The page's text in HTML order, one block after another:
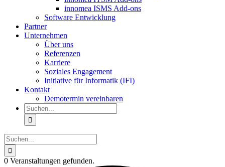
innomea ISMS Add-ons
Software Entwicklung
Partner
Unternehmen
Über uns
Referenzen
Karriere
Soziales Engagement
Initiative für Informatik (IFI)
Kontakt
Demotermin vereinbaren
Suche
nach:
Suche
nach:
0 Veranstaltungen gefunden.